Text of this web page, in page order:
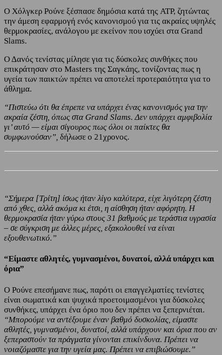
Ο Χόλγκερ Ρούνε ξέσπασε δημόσια κατά της ATP, ζητώντας
την άμεση εφαρμογή ενός κανονισμού για τις ακραίες υψηλές
θερμοκρασίες, ανάλογου με εκείνον που ισχύει στα Grand
Slams.
Ο Δανός τενίστας μίλησε για τις δύσκολες συνθήκες που
επικράτησαν στο Masters της Σαγκάης, τονίζοντας πως η
υγεία των παικτών πρέπει να αποτελεί προτεραιότητα για το
άθλημα.
“Πιστεύω ότι θα έπρεπε να υπάρχει ένας κανονισμός για την
ακραία ζέστη, όπως στα Grand Slams. Δεν υπάρχει αμφιβολία
γι’ αυτό — είμαι σίγουρος πως όλοι οι παίκτες θα
συμφωνούσαν”, δήλωσε ο 21χρονος.
“Σήμερα [Τρίτη] ίσως ήταν λίγο καλύτερα, είχε λιγότερη ζέστη
από χθες, αλλά ακόμα κι έτσι, η αίσθηση ήταν αφόρητη. Η
θερμοκρασία ήταν γύρω στους 31 βαθμούς με τεράστια υγρασία
– σε σύγκριση με άλλες μέρες, εξακολουθεί να είναι
εξουθενωτικό.”
“Είμαστε αθλητές, γυμνασμένοι, δυνατοί, αλλά υπάρχει και
όρια”
Ο Ρούνε επεσήμανε πως, παρότι οι επαγγελματίες τενίστες
είναι σωματικά και ψυχικά προετοιμασμένοι για δύσκολες
συνθήκες, υπάρχει ένα όριο που δεν πρέπει να ξεπερνιέται.
“Μπορούμε να αντέξουμε έναν βαθμό δυσκολίας, είμαστε
αθλητές, γυμνασμένοι, δυνατοί, αλλά υπάρχουν και όρια που αν
ξεπεραστούν τα πράγματα γίνονται επικίνδυνα. Πρέπει να
νοιαζόμαστε για την υγεία μας. Πρέπει να επιβιώσουμε.”